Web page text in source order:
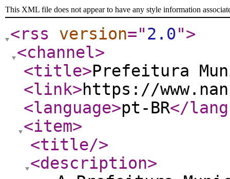
This XML file does not appear to have any style information
<rss version="2.0">
<channel>
<title>Prefeitura
<link>https://
<language>pt-BR</
<item>
<title/>
<description>